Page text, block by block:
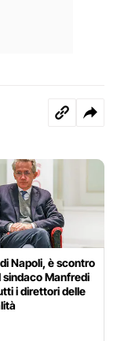
Napoli, è scontro
sindaco Manfredi
i direttori delle